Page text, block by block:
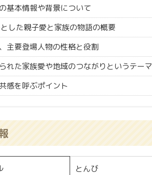
基本情報や背景について
した親子愛と家族の物語の概要
主要登場人物の性格と役割
れた家族愛や地域のつながりというテーマ
感を呼ぶポイント
とんび